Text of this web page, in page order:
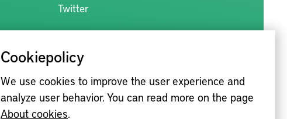
Cookiepolicy
We use cookies to improve the user experience and
analyze user behavior. You can read more on the page
About cookies.
Twitter